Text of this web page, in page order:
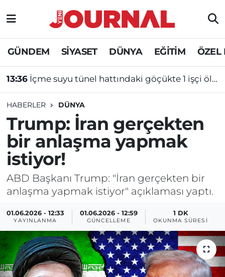
GÜNDEM SİYASET DÜNYA EĞİTİM ÖZEL
13:36 İçme suyu tünel hattındaki göçükte 1 işçi öldü, 1 işçi yaralandı!
HABERLER DÜNYA
Trump: İran gerçekten
bir anlaşma yapmak
istiyor!
ABD Başkanı Trump: "İran gerçekten bir
anlaşma yapmak istiyor" açıklaması yaptı.
01.06.2026 - 12:33
YAYINLANMA
01.06.2026 - 12:59
GÜNCELLEME
1 DK
OKUNMA SÜRESI
GÜNDEM
SİYASET
EĞİTİM
ÖZEL HABER
Nöbetçi Eczaneler
Hava Durumu
Süper Lig Puan Durumu ve Fikstür
Tüm Manşetler
Son Dakika Haberleri
Haber Arşivi